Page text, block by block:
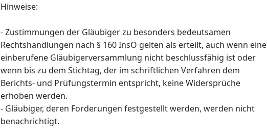
Hinweise:
- Zustimmungen der Gläubiger zu besonders bedeutsamen
Rechtshandlungen nach § 160 InsO gelten als erteilt, auch wenn eine
einberufene Gläubigerversammlung nicht beschlussfähig ist oder
wenn bis zu dem Stichtag, der im schriftlichen Verfahren dem
Berichts- und Prüfungstermin entspricht, keine Widersprüche
erhoben werden.
- Gläubiger, deren Forderungen festgestellt werden, werden nicht
benachrichtigt.